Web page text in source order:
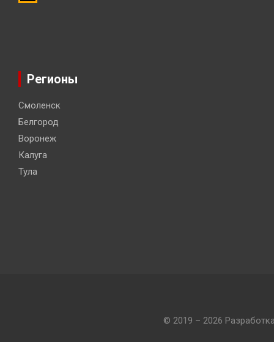
Регионы
Смоленск
Белгород
Воронеж
Калуга
Тула
© 2019 – 2026